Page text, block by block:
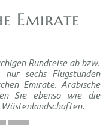
Emirate
Rundreise ab bzw.
sechs Flugstunden
Emirate. Arabische
Sie ebenso wie die